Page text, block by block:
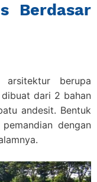
Berdasar
berupa
dari 2 bahan
andesit. Bentuk
dengan